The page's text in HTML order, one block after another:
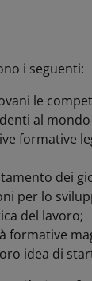
i seguenti:
le
al
formative
dei
per lo
del lavoro;
formative
idea di